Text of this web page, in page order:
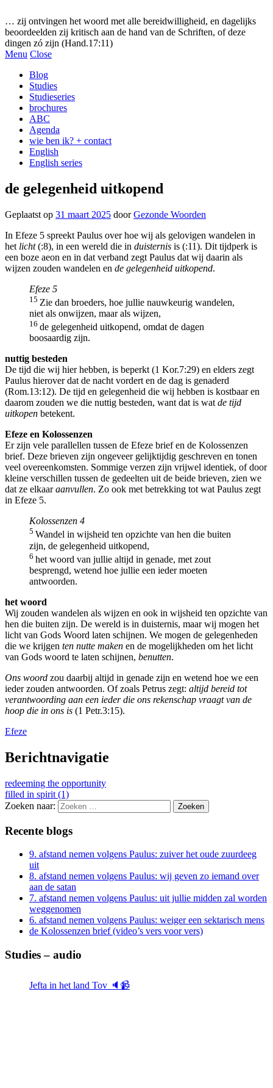
… zij ontvingen het woord met alle bereidwilligheid, en dagelijks
beoordeelden zij kritisch aan de hand van de Schriften, of deze
dingen zó zijn (Hand.17:11)
Menu Close
Blog
Studies
Studieseries
brochures
ABC
Agenda
wie ben ik? + contact
English
English series
de gelegenheid uitkopend
Geplaatst op 31 maart 2025 doorGezonde Woorden
In Efeze 5 spreekt Paulus over hoe wij als gelovigen wandelen in
het licht(:8), in een wereld die in duisternis is (:11). Dit tijdperk is
een boze aeon en in dat verband zegt Paulus dat wij daarin als
wijzen zouden wandelen en de gelegenheid uitkopend.
Efeze 5
15 Zie dan broeders, hoe jullie nauwkeurig wandelen,
niet als onwijzen, maar als wijzen,
16 de gelegenheid uitkopend, omdat de dagen
boosaardig zijn.
nuttig besteden
De tijd die wij hier hebben, is beperkt (1 Kor.7:29) en elders zegt
Paulus hierover dat de nacht vordert en de dag is genaderd
(Rom.13:12). De tijd en gelegenheid die wij hebben is kostbaar en
daarom zouden we die nuttig besteden, want dat is watde tijd
uitkopen betekent.
Efeze en Kolossenzen
Er zijn vele parallellen tussen de Efeze brief en de Kolossenzen
brief. Deze brieven zijn ongeveer gelijktijdig geschreven en tonen
veel overeenkomsten. Sommige verzen zijn vrijwel identiek, of door
kleine verschillen tussen de gedeelten uit de beide brieven, zien we
dat ze elkaaraanvullen. Zo ook met betrekking tot wat Paulus zegt
in Efeze 5.
Kolossenzen 4
5 Wandel in wijsheid ten opzichte van hen die buiten
zijn, de gelegenheid uitkopend,
6 het woord van jullie altijd in genade, met zout
besprengd, wetend hoe jullie een ieder moeten
antwoorden.
het woord
Wij zouden wandelen als wijzen en ook in wijsheid ten opzichte van
hen die buiten zijn. De wereld is in duisternis, maar wij mogen het
licht van Gods Woord laten schijnen. We mogen de gelegenheden
die we krijgen ten nutte maken en de mogelijkheden om het licht
van Gods woord te laten schijnen, benutten.
Ons woord zou daarbij altijd in genade zijn en wetend hoe we een
ieder zouden antwoorden. Of zoals Petrus zegt: altijd bereid tot
verantwoording aan een ieder die ons rekenschap vraagt van de
hoop die in ons is (1 Petr.3:15).
Efeze
Berichtnavigatie
redeeming the opportunity
filled in spirit (1)
Zoeken naar:
Recente blogs
9. afstand nemen volgens Paulus: zuiver het oude zuurdeeg
uit
8. afstand nemen volgens Paulus: wij geven zo iemand over
aan de satan
7. afstand nemen volgens Paulus: uit jullie midden zal worden
weggenomen
6. afstand nemen volgens Paulus: weiger een sektarisch mens
de Kolossenzen brief (video’s vers voor vers)
Studies – audio
Jefta in het land Tov 🔈📹